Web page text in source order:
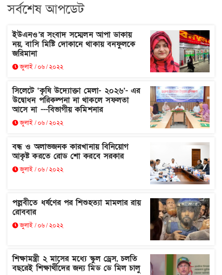
সর্বশেষ আপডেট
ইউএনও’র সংবাদ সম্মেলন আপা ডাকায়
নয়, বাসি মিষ্টি দোকানে থাকায় বনফুলকে
জরিমানা
জুলাই / ০৬ / ২০২২
সিলেটে ‘কৃষি উদ্যোক্তা মেলা- ২০২৬’- এর
উদ্বোধন পরিকল্পনা না থাকলে সফলতা
আসে না ---বিভাগীয় কমিশনার
জুলাই / ০৬ / ২০২২
বন্ধ ও অলাভজনক কারখানায় বিনিয়োগ
আকৃষ্ট করতে রোড শো করবে সরকার
জুলাই / ০৬ / ২০২২
পল্লবীতে ধর্ষণের পর শিশুহত্যা মামলার রায়
রোববার
জুলাই / ০৬ / ২০২২
শিক্ষামন্ত্রী ২ মাসের মধ্যে স্কুল ড্রেস, চলতি
বছরেই শিক্ষার্থীদের জন্য মিড ডে মিল চালু